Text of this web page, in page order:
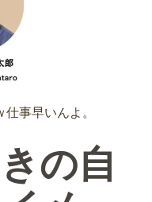
事早いんよ。
の自